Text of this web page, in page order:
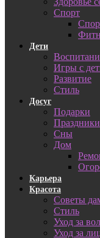
Спорт
Дети
Игры с
Развитие
Стиль
Досуг
Подарки
Праздники
Сны
Дом
Карьера
Красота
Советы
Стиль
Уход за
Уход за